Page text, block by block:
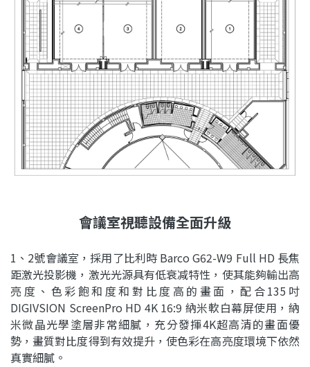
會議室視聽設備全面升級
1、2號會議室，採用了比利時 Barco G62-W9 Full HD 長焦
距激光投影機，激光光源具有低衰减特性，使其能夠輸出高
亮度、色彩飽和度和對比度高的畫面，配合135吋
DIGIVSION ScreenPro HD 4K 16:9 納米軟白幕屏使用，納
米微晶光學塗層非常細膩，充分發揮4K超高清的畫面優
勢，畫質對比度得到有效提升，使色彩在高亮度環境下依然
真實細膩。